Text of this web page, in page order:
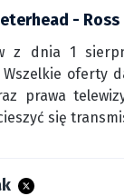
-
z dnia 1
oferty
prawa
się